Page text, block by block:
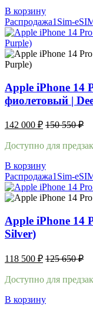
В корзину
Распродажа1Sim-
Apple iPhone 14
фиолетовый |
142 000 ₽ 150 550₽
Доступно для
В корзину
Распродажа1Sim-
Apple iPhone 14
Silver)
118 500 ₽ 125 650₽
Доступно для
В корзину